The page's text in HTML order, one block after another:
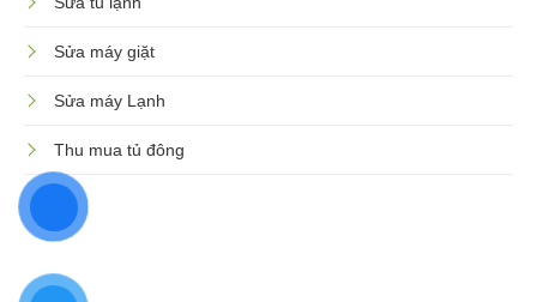
Sửa máy giặt
Sửa máy Lạnh
Thu mua tủ đông